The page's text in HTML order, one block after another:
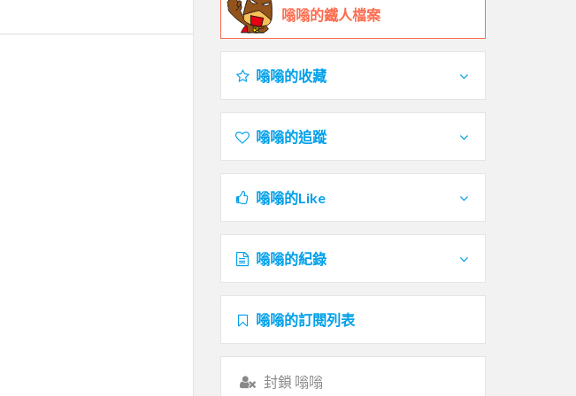
嗡嗡的鐵人檔案
嗡嗡的收藏
嗡嗡的追蹤
嗡嗡的Like
嗡嗡的紀錄
嗡嗡的訂閱列表
封鎖 嗡嗡